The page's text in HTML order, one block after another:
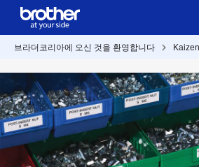
브라더코리아에 오신 것을 환영합니다